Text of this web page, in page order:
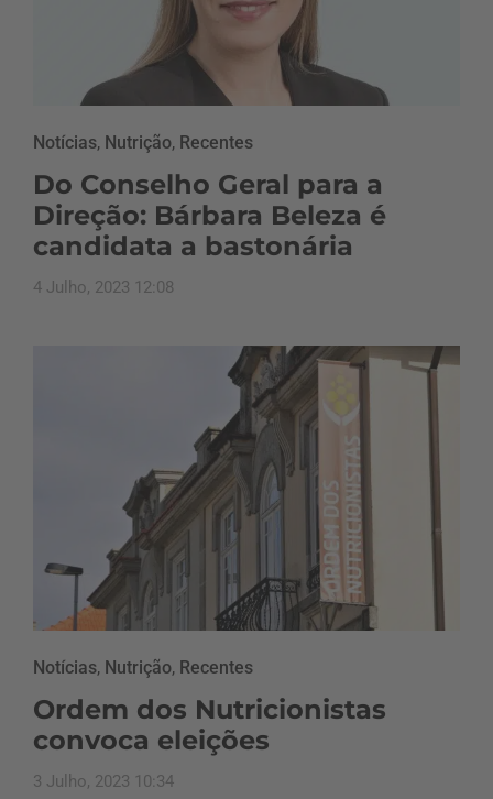
Notícias, Nutrição, Recentes
Do Conselho Geral para a
Direção: Bárbara Beleza é
candidata a bastonária
4 Julho, 2023 12:08
Notícias, Nutrição, Recentes
Ordem dos Nutricionistas
convoca eleições
3 Julho, 2023 10:34